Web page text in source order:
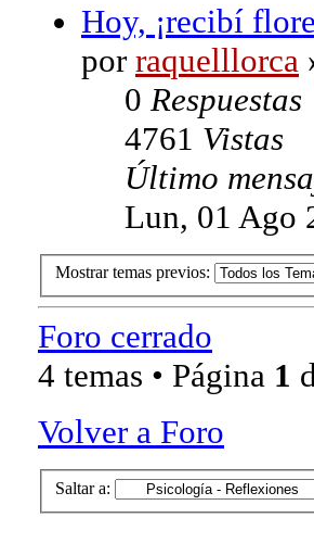
Hoy, ¡recibí
por raquelllorca
0 Respuestas
4761 Vistas
Último
Lun, 01 Ago
Mostrar temas previos:
Foro cerrado
4 temas • Página 1
Volver a Foro
Saltar a: